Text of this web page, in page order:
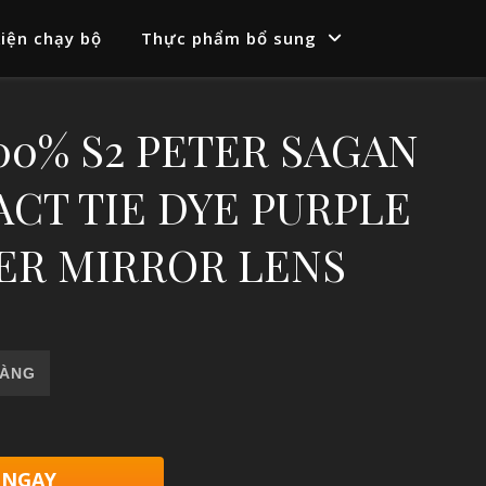
chạy bộ Thực phẩm bổ sung
S2 PETER SAGAN
TIE DYE PURPLE
MIRROR LENS
LE SOFT TACT TIE DYE PURPLE MULTILAYER MIRROR